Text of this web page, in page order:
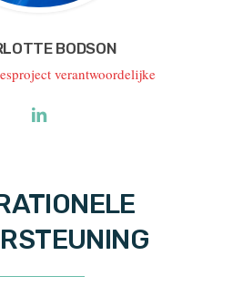
BODSON
verantwoordelijke